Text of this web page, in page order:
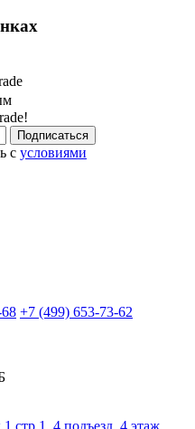
Подписаться
с условиями
+7 (499) 653-73-62